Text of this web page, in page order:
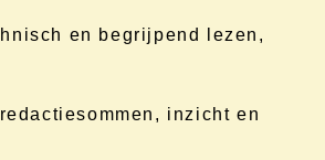
en begrijpend lezen,
inzicht en